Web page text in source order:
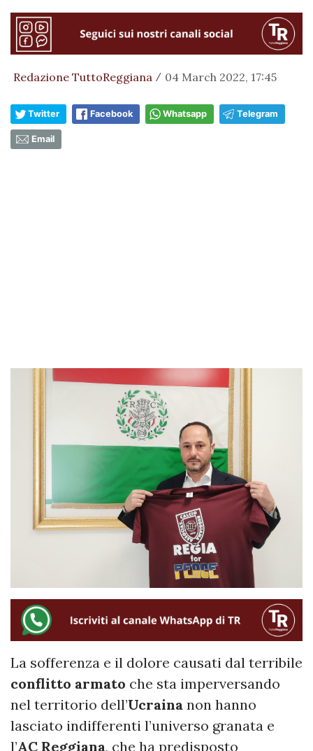
Redazione TuttoReggiana / 04 March 2022, 17:45
Twitter Facebook Whatsapp Telegram
Email
La sofferenza e il dolore causati dal terribile
conflitto armato che sta imperversando
nel territorio dell’Ucraina non hanno
lasciato indifferenti l’universo granata e
l’AC Reggiana, che ha predisposto